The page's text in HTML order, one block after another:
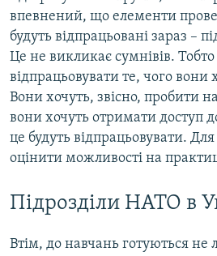
впевнений, що елементи
будуть відпрацьовані зараз –
Це не викликає сумнівів. Тобто
відпрацьовувати те, чого вони
Вони хочуть, звісно, пробити
вони хочуть отримати доступ
це будуть відпрацьовувати.
оцінити можливості на
Підрозділи НАТО в
Втім, до навчань готуються не